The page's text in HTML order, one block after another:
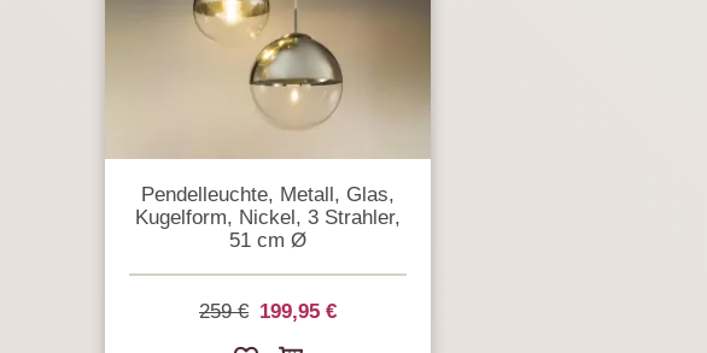
Pendelleuchte, Metall, Glas,
Kugelform, Nickel, 3 Strahler,
51 cm Ø
259 € 199,95 €